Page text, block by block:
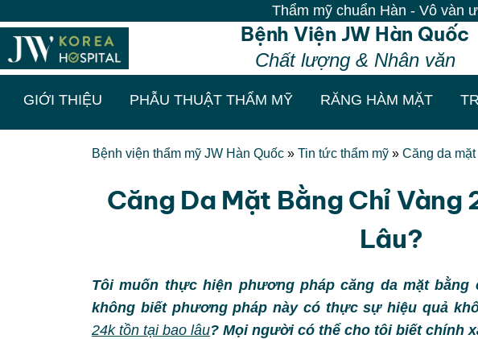
Thẩm mỹ chuẩn Hàn - Vô vàn ưu đãi tại
Bệnh Viện JW Hàn Quốc
Chất lượng & Nhân văn
GIỚI THIỆU PHẪU THUẬT THẨM MỸ RĂNG HÀM MẶT
Bệnh viện thẩm mỹ JW Hàn Quốc » Tin tức thẩm mỹ » Căng da
Căng Da Mặt Bằng Chỉ Vàng
Lâu?
Tôi muốn thực hiện phương pháp căng da mặt
không biết phương pháp này có thực sự hiệu quả
24k tồn tại bao lâu? Mọi người có thể cho tôi biết chính